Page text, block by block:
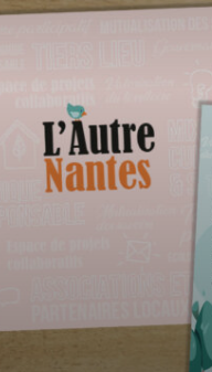
Aller